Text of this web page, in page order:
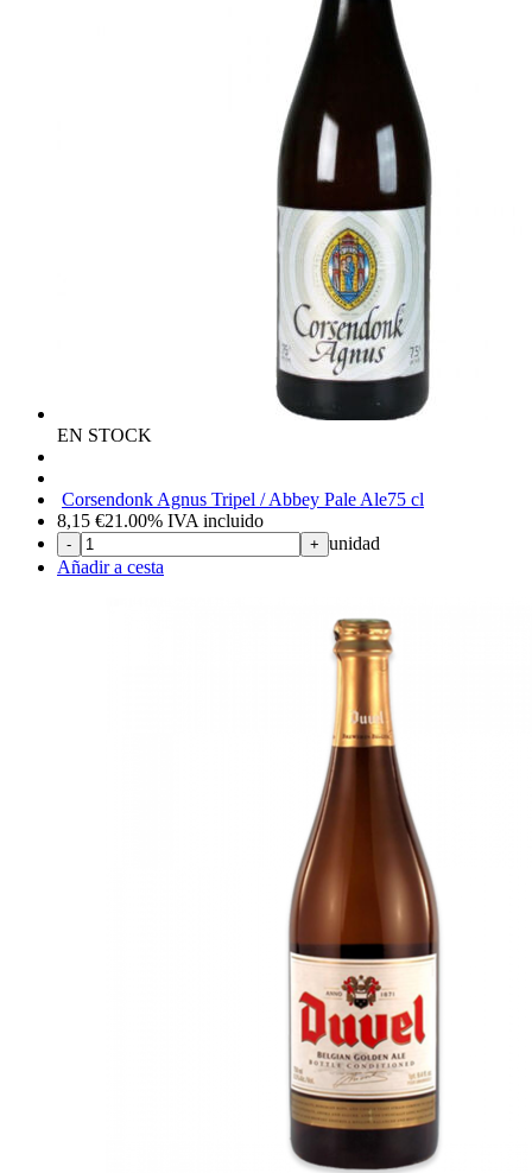
EN STOCK
Corsendonk Agnus Tripel / Abbey Pale Ale75 cl
8,15 €21.00% IVA incluido
- + unidad
Añadir a cesta